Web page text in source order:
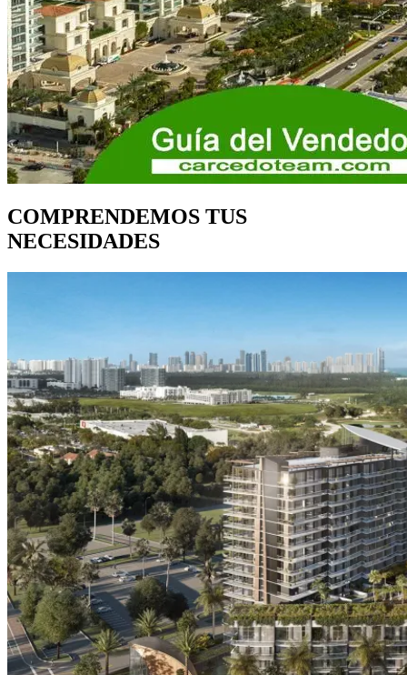
COMPRENDEMOS TUS
NECESIDADES